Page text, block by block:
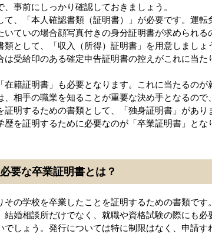
事前にしっかり確認しておきましょう。
て、「本人確認書類（証明書）」が必要です。運転
いていの場合顔写真付きの身分証明書が求められ
類として、「収入（所得）証明書」を用意しましょ
は受給印のある確定申告証明書の控えがこれに当
在籍証明書」も必要となります。これに当たるの
、相手の職業を知ることが重要な決め手となるの
証明するための書類として、「独身証明書」があ
を証明するために必要なのが「卒業証明書」とな
要な卒業証明書とは？
その学校を卒業したことを証明するための書類で
結婚相談所だけでなく、就職や資格試験の際にも
でしょう。発行については特に制限はなく、申請